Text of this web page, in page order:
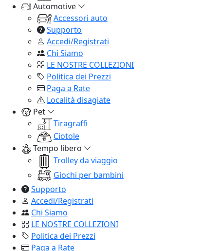
Automotive
Accessori auto
Supporto
Accedi/Registrati
Chi Siamo
LE NOSTRE COLLEZIONI
Politica dei Prezzi
Paga a Rate
Località disagiate
Pet
Tiragraffi
Ciotole
Tempo libero
Trolley da viaggio
Giochi per bambini
Supporto
Accedi/Registrati
Chi Siamo
LE NOSTRE COLLEZIONI
Politica dei Prezzi
Paga a Rate